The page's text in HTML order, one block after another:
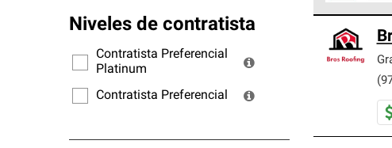
Niveles de contratista
Contratista Preferencial
Platinum
Contratista Preferencial
cumplen
ofrecer